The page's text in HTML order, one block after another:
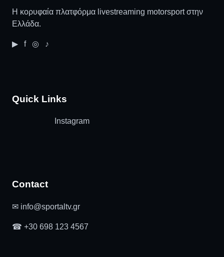
Η κορυφαία πλατφόρμα livestreaming motorsport στην
Ελλάδα.
▶ f ◎ ♪
Quick Links
Instagram
Contact
✉ info@sportaltv.gr
☎ +30 698 123 4567